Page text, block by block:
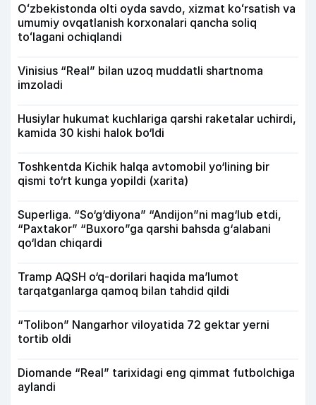
Oʻzbekistonda olti oyda savdo, xizmat koʻrsatish va
umumiy ovqatlanish korxonalari qancha soliq
toʻlagani ochiqlandi
Vinisius “Real” bilan uzoq muddatli shartnoma
imzoladi
Husiylar hukumat kuchlariga qarshi raketalar uchirdi,
kamida 30 kishi halok bo‘ldi
Toshkentda Kichik halqa avtomobil yo‘lining bir
qismi to‘rt kunga yopildi (xarita)
Superliga. “So‘g‘diyona” “Andijon”ni mag‘lub etdi,
“Paxtakor” “Buxoro”ga qarshi bahsda g‘alabani
qo‘ldan chiqardi
Tramp AQSH o‘q-dorilari haqida ma’lumot
tarqatganlarga qamoq bilan tahdid qildi
“Tolibon” Nangarhor viloyatida 72 gektar yerni
tortib oldi
Diomande “Real” tarixidagi eng qimmat futbolchiga
aylandi